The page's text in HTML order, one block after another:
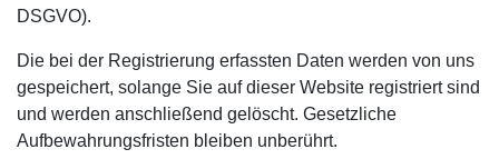
DSGVO).
Die bei der Registrierung erfassten Daten werden von uns
gespeichert, solange Sie auf dieser Website registriert sind
und werden anschließend gelöscht. Gesetzliche
Aufbewahrungsfristen bleiben unberührt.